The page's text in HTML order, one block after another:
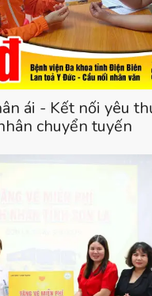
ái - Kết nối yêu
chuyển tuyến